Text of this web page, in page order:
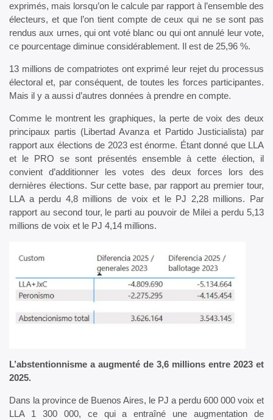
exprimés, mais lorsqu’on le calcule par rapport à l’ensemble des
électeurs, et que l’on tient compte de ceux qui ne se sont pas
rendus aux urnes, qui ont voté blanc ou qui ont annulé leur vote,
ce pourcentage diminue considérablement. Il est de 25,96 %.
13 millions de compatriotes ont exprimé leur rejet du processus
électoral et, par conséquent, de toutes les forces participantes.
Mais il y a aussi d’autres données à prendre en compte.
Comme le montrent les graphiques, la perte de voix des deux
principaux partis (Libertad Avanza et Partido Justicialista) par
rapport aux élections de 2023 est énorme. Étant donné que LLA
et le PRO se sont présentés ensemble à cette élection, il
convient d’additionner les votes des deux forces lors des
dernières élections. Sur cette base, par rapport au premier tour,
LLA a perdu 4,8 millions de voix et le PJ 2,28 millions. Par
rapport au second tour, le parti au pouvoir de Milei a perdu 5,13
millions de voix et le PJ 4,14 millions.
L’abstentionnisme a augmenté de 3,6 millions entre 2023 et
2025.
Dans la province de Buenos Aires, le PJ a perdu 600 000 voix et
LLA 1 300 000, ce qui a entraîné une augmentation de